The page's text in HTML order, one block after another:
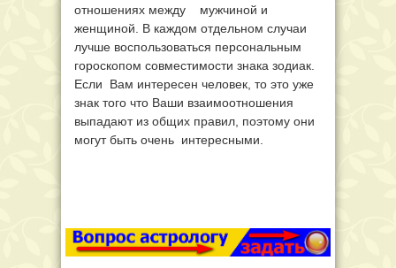
отношениях между мужчиной и
женщиной. В каждом отдельном случаи
лучше воспользоваться персональным
гороскопом совместимости знака зодиак.
Если Вам интересен человек, то это уже
знак того что Ваши взаимоотношения
выпадают из общих правил, поэтому они
могут быть очень интересными.